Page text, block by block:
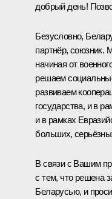
добрый день!
Безусловно,
партнёр, союзник.
начиная от
решаем
развиваем
государства, и в
и в рамках
больших,
В связи с Вашим
с тем, что решена
Беларусью, и